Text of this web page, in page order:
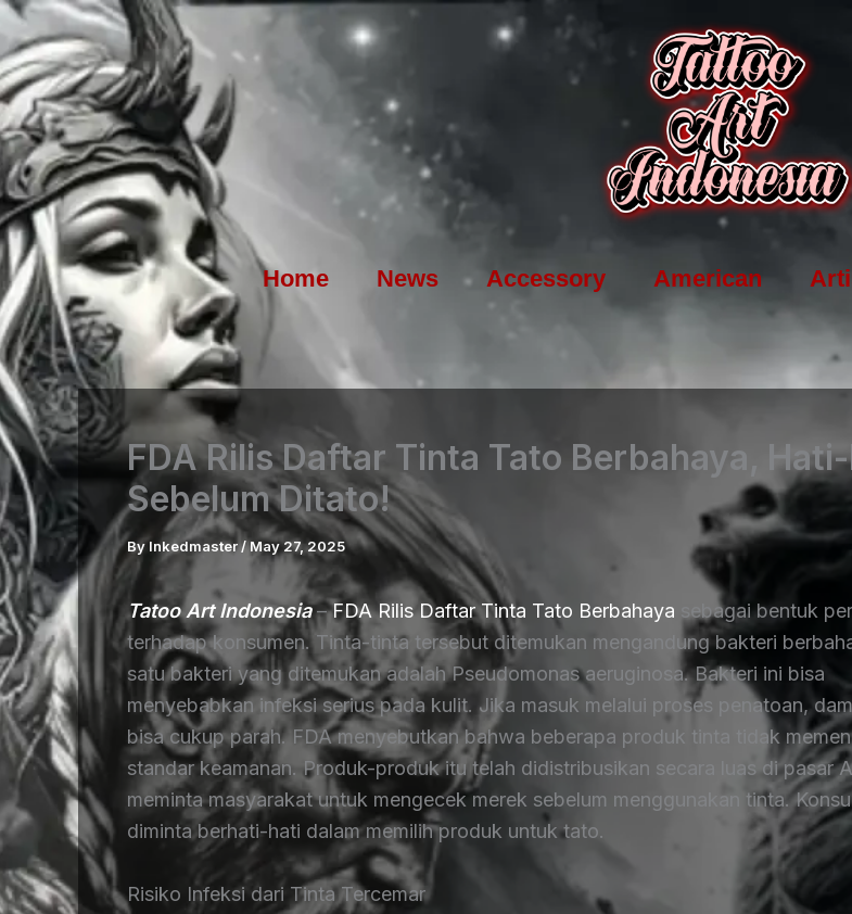
Skip
to
content
Home News Accessory American
FDA Rilis Daftar Tinta Tato Berbahaya,
Sebelum Ditato!
ByInkedmaster/May 27, 2025
Tatoo Art Indonesia–FDA Rilis Daftar Tinta Tato Berbahaya sebagai bentuk
terhadap konsumen. Tinta-tinta tersebut ditemukan mengandung bakteri
satu bakteri yang ditemukan adalah Pseudomonas aeruginosa. Bakteri ini bisa
menyebabkan infeksi serius pada kulit. Jika masuk melalui proses penatoan,
bisa cukup parah. FDA menyebutkan bahwa beberapa produk tinta tidak
standar keamanan. Produk-produk itu telah didistribusikan secara luas di pasar
meminta masyarakat untuk mengecek merek sebelum menggunakan tinta.
diminta berhati-hati dalam memilih produk untuk tato.
Risiko Infeksi dari Tinta Tercemar